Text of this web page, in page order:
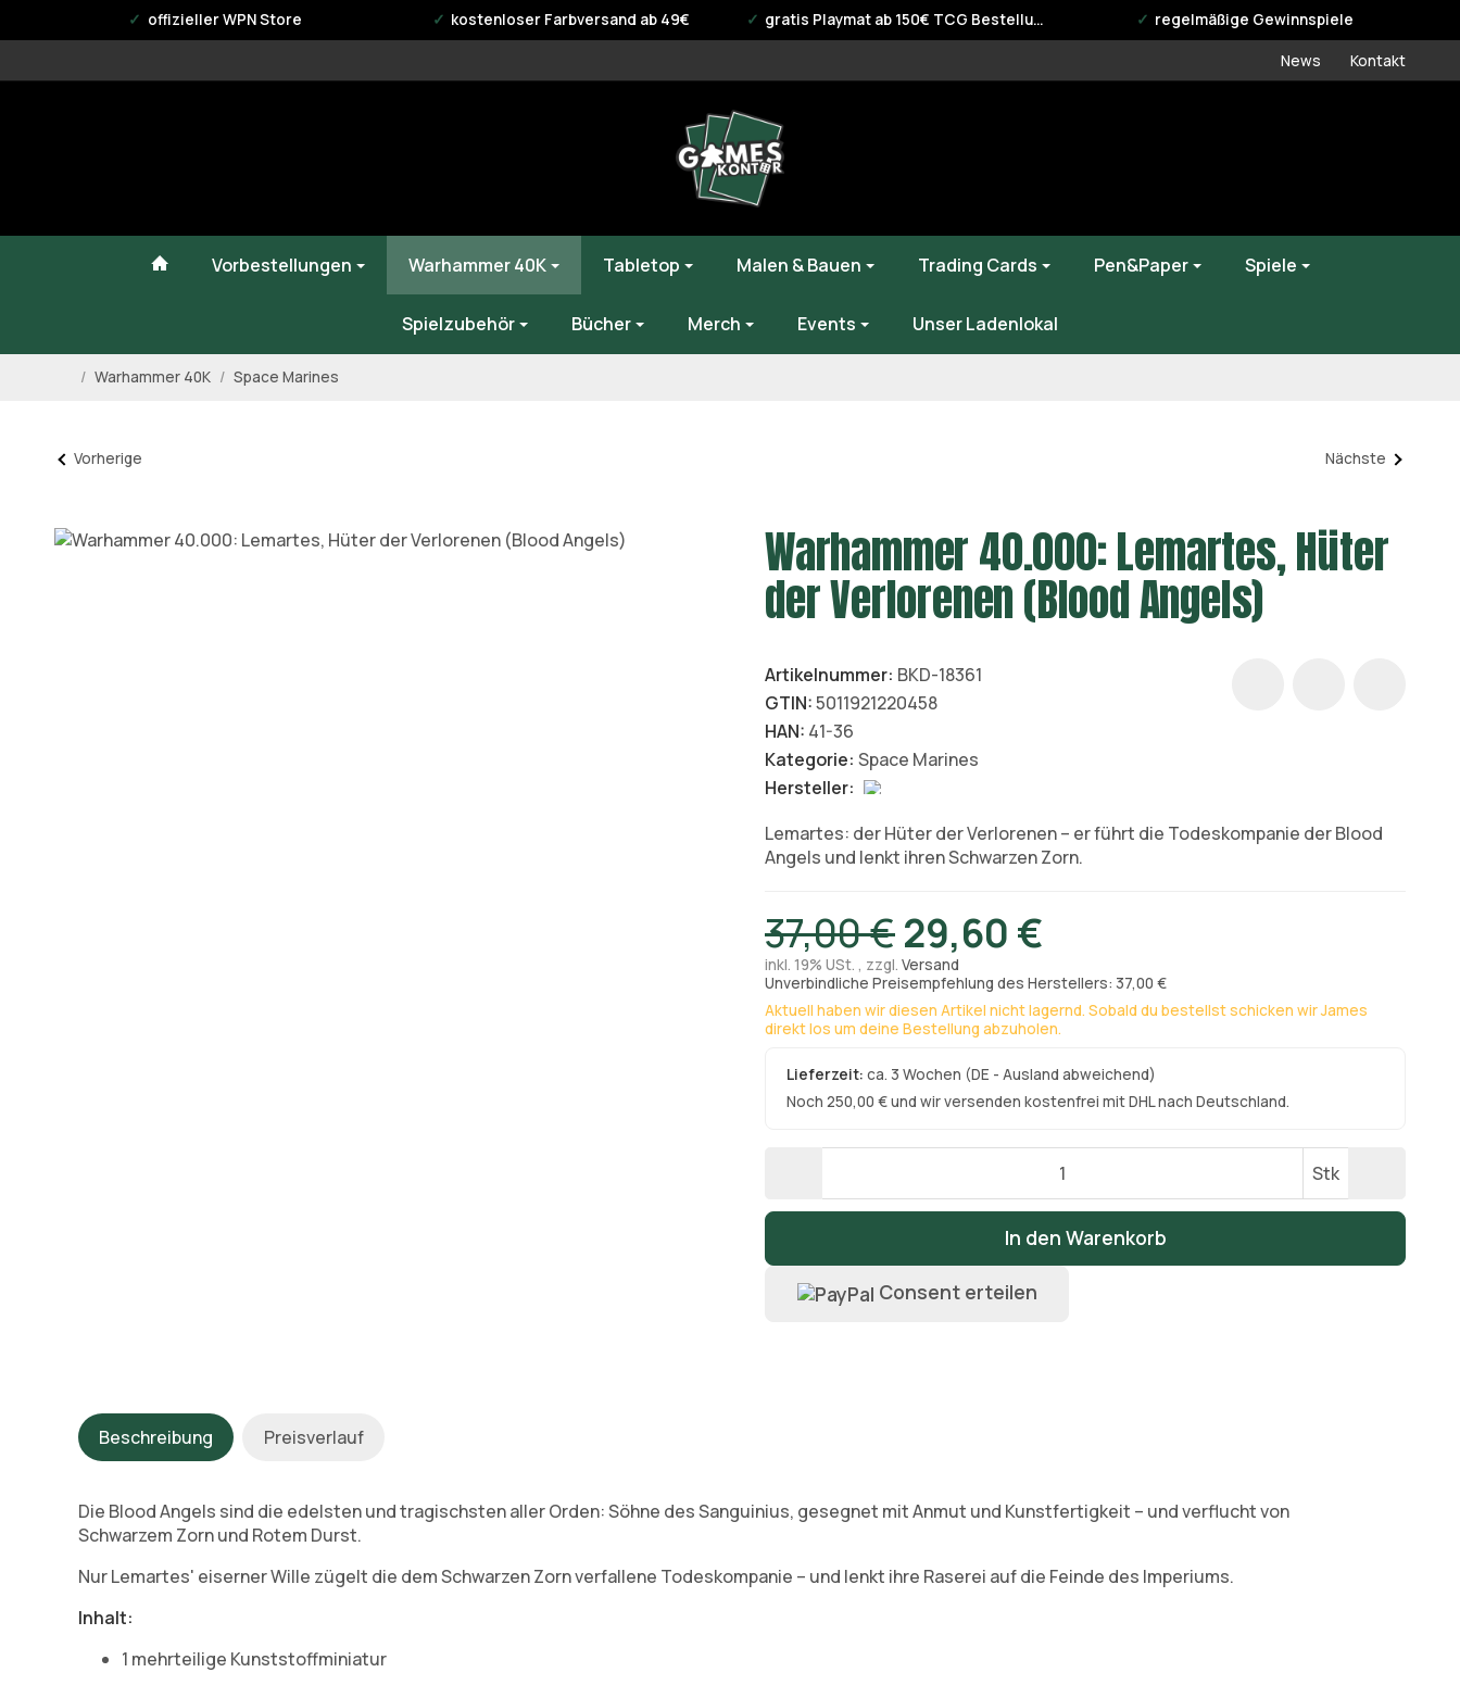
offizieller WPN Store kostenloser Farbversand ab 49€ gratis Playmat ab 150€ TCG Bestellung regelmäßige Gewinnspiele
News Kontakt
#custom.linkHome#
Vorbestellungen Warhammer 40K Tabletop Malen & Bauen Trading Cards Pen&Paper Spiele
Spielzubehör Bücher Merch Events Unser Ladenlokal
/ Warhammer 40K / Space Marines
Vorherige Nächste
Warhammer 40.000: Lemartes, Hüter
der Verlorenen (Blood Angels)
Artikelnummer: BKD-18361
GTIN:5011921220458
HAN: 41-36
Kategorie: Space Marines
Hersteller:
Lemartes: der Hüter der Verlorenen – er führt die Todeskompanie der Blood
Angels und lenkt ihren Schwarzen Zorn.
37,00 €29,60 €
inkl. 19% USt. , zzgl. Versand
Unverbindliche Preisempfehlung des Herstellers: 37,00 €
Aktuell haben wir diesen Artikel nicht lagernd. Sobald du bestellst schicken wir James
direkt los um deine Bestellung abzuholen.
Lieferzeit:ca. 3 Wochen (DE - Ausland abweichend)
Noch 250,00 € und wir versenden kostenfrei mit DHL nach Deutschland.
Stk
In den Warenkorb
Consent erteilen
Beschreibung Preisverlauf
Die Blood Angels sind die edelsten und tragischsten aller Orden: Söhne des Sanguinius, gesegnet mit Anmut und Kunstfertigkeit – und verflucht von
Schwarzem Zorn und Rotem Durst.
Nur Lemartes' eiserner Wille zügelt die dem Schwarzen Zorn verfallene Todeskompanie – und lenkt ihre Raserei auf die Feinde des Imperiums.
Inhalt:
1 mehrteilige Kunststoffminiatur